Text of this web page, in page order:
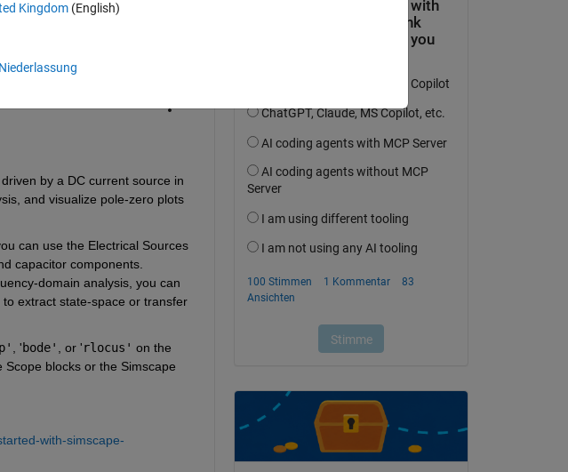
Anmelden, um Aktivität zu verfolgen
by a DC current source in
and visualize pole-zero plots
can use the Electrical Sources
capacitor components.
domain analysis, you can
extract state-space or transfer
, 'bode' , or 'rlocus' on the
blocks or the Simscape
with-simscape-
Kingdom(English)